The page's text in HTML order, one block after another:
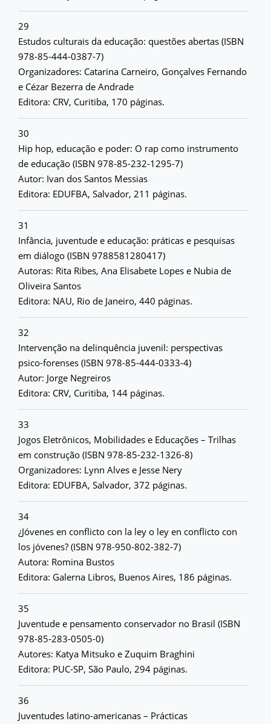
29
Estudos culturais da educação: questões abertas (ISBN
978-85-444-0387-7)
Organizadores: Catarina Carneiro, Gonçalves Fernando
e Cézar Bezerra de Andrade
Editora: CRV, Curitiba, 170 páginas.
30
Hip hop, educação e poder: O rap como instrumento
de educação (ISBN 978-85-232-1295-7)
Autor: Ivan dos Santos Messias
Editora: EDUFBA, Salvador, 211 páginas.
31
Infância, juventude e educação: práticas e pesquisas
em diálogo (ISBN 9788581280417)
Autoras: Rita Ribes, Ana Elisabete Lopes e Nubia de
Oliveira Santos
Editora: NAU, Rio de Janeiro, 440 páginas.
32
Intervenção na delinquência juvenil: perspectivas
psico-forenses (ISBN 978-85-444-0333-4)
Autor: Jorge Negreiros
Editora: CRV, Curitiba, 144 páginas.
33
Jogos Eletrônicos, Mobilidades e Educações – Trilhas
em construção (ISBN 978-85-232-1326-8)
Organizadores: Lynn Alves e Jesse Nery
Editora: EDUFBA, Salvador, 372 páginas.
34
¿Jóvenes en conflicto con la ley o ley en conflicto con
los jóvenes? (ISBN 978-950-802-382-7)
Autora: Romina Bustos
Editora: Galerna Libros, Buenos Aires, 186 páginas.
35
Juventude e pensamento conservador no Brasil (ISBN
978-85-283-0505-0)
Autores: Katya Mitsuko e Zuquim Braghini
Editora: PUC-SP, São Paulo, 294 páginas.
36
Juventudes latino-americanas – Prácticas